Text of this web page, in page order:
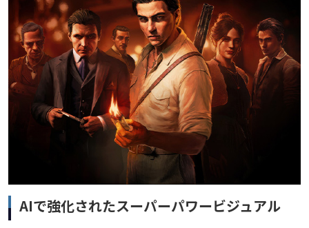
AIで強化されたスーパーパワービジュアル